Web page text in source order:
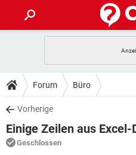
ANDROID
WINDOWS 10
WHATSAPP
FACEBOOK
TIPPS & TRICKS
SPIELE
WINDOWS 10
DOWNLOADS
SPIELE
ANDROID
FORUM
Forum Büro
Vorherige
Einige Zeilen aus
Geschlossen